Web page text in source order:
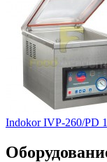
Indokor IVP-260/PD